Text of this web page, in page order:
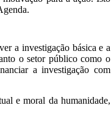
a investigação básica e a
o setor público como o
a investigação com
e moral da humanidade,